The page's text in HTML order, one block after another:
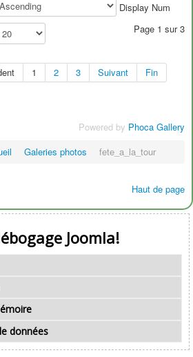
Display Num
Page 1 sur 3
1 2 3 Suivant Fin
Powered by Phoca Gallery
Galeries photos fete_a_la_tour
Haut de page
Joomla!
données